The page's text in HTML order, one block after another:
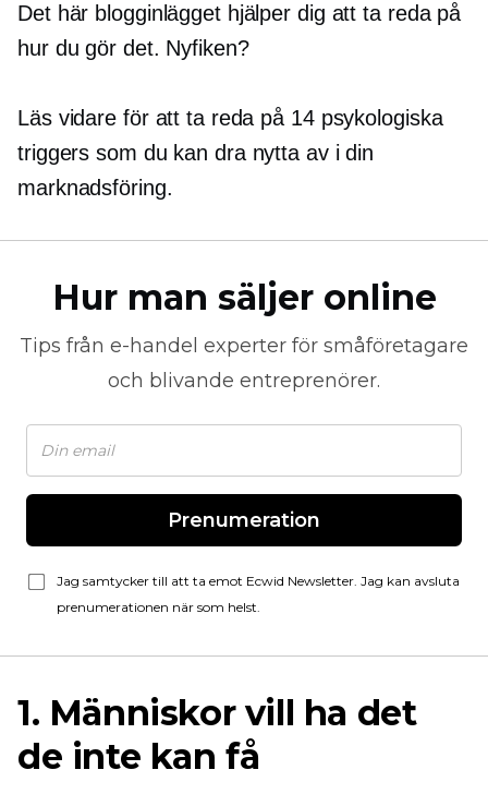
Det här blogginlägget hjälper dig att ta reda på
hur du gör det. Nyfiken?
Läs vidare för att ta reda på 14 psykologiska
triggers som du kan dra nytta av i din
marknadsföring.
Hur man säljer online
Tips från e-handel experter för småföretagare
och blivande entreprenörer.
Prenumeration
Jag samtycker till att ta emot Ecwid Newsletter. Jag kan avsluta
prenumerationen när som helst.
1. Människor vill ha det
de inte kan få